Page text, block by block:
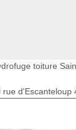
toiture
rue d'Escanteloup